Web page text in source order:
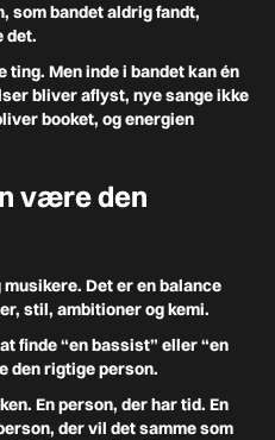
som bandet aldrig fandt,
det.
ting. Men inde i bandet kan én
bliver aflyst, nye sange ikke
booket, og energien
være den
Det er en balance
stil, ambitioner og kemi.
finde “en bassist” eller “en
den rigtige person.
En person, der har tid. En
der vil det samme som